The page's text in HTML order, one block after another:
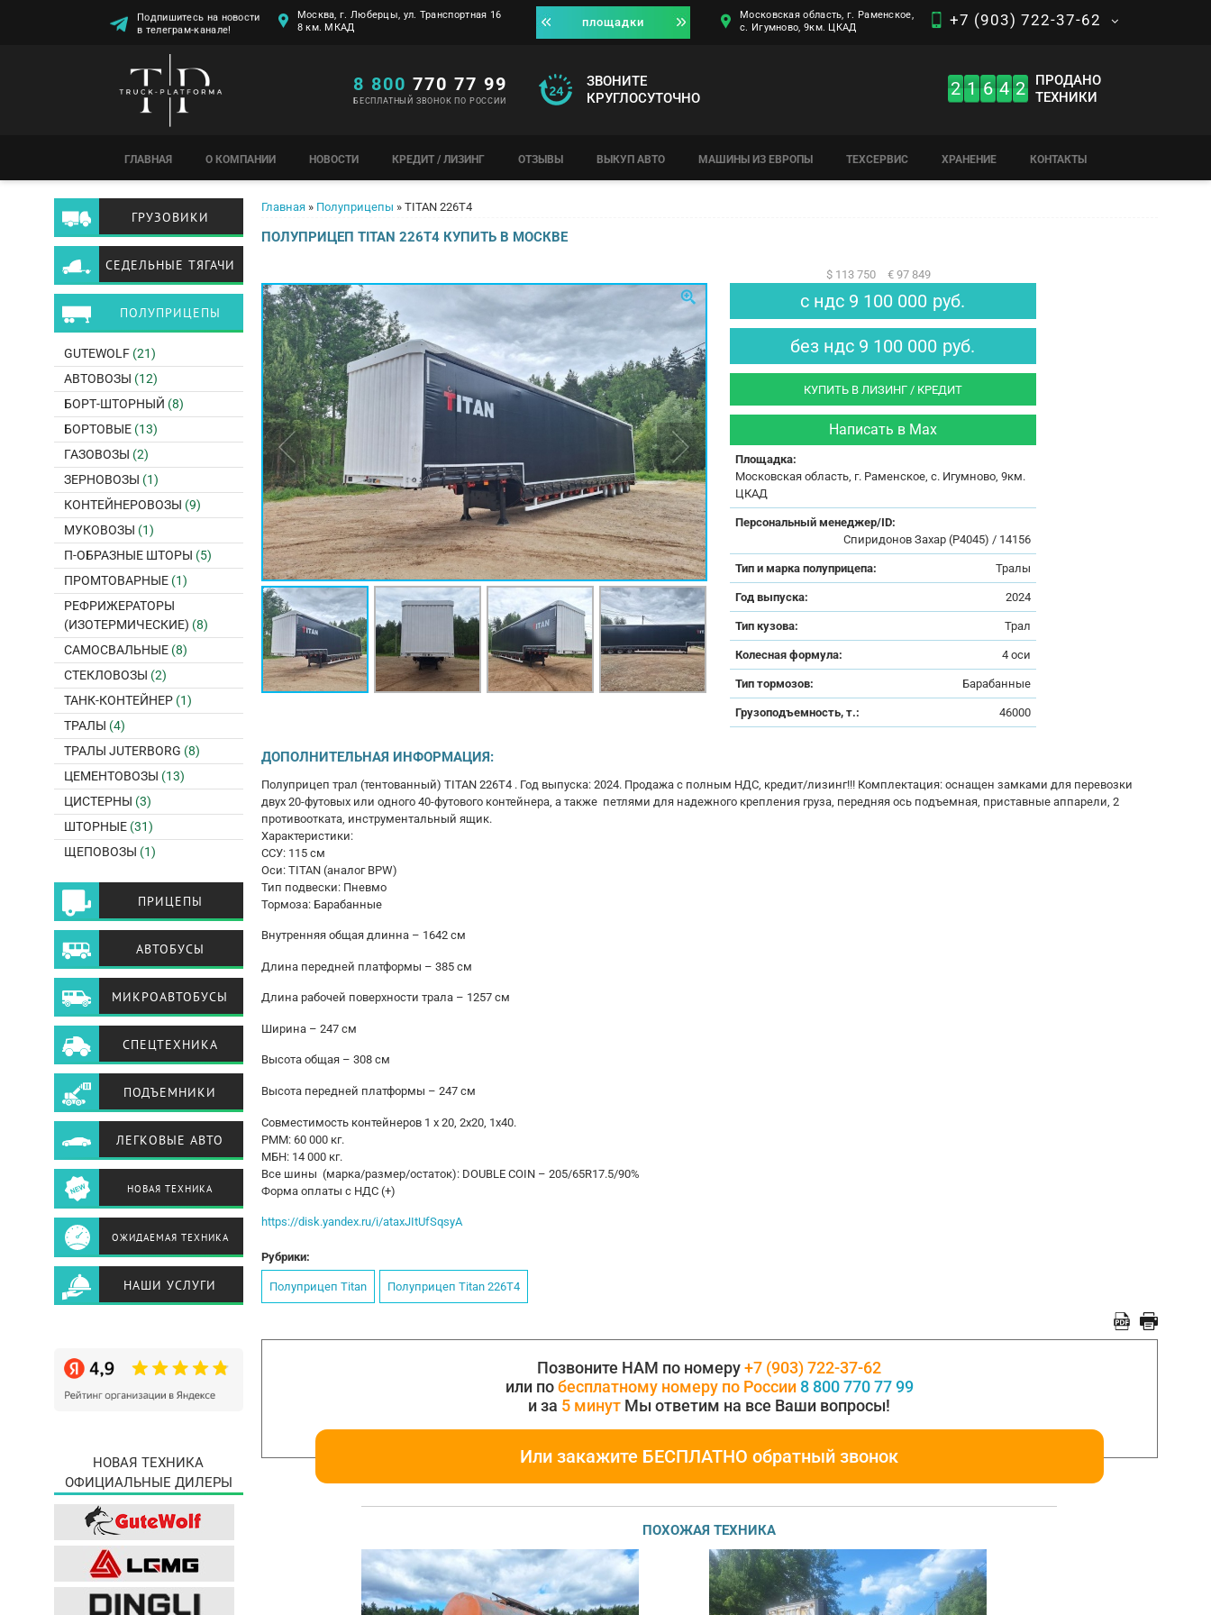
Подпишитесь на новости
в телеграм-канале!
Москва, г. Люберцы, ул. Транспортная 16
8 км. МКАД
площадки
Московская область, г. Раменское,
с. Игумново, 9км. ЦКАД
+7 (903) 722-37-62
8 800 770 77 99
БЕСПЛАТНЫЙ ЗВОНОК ПО РОССИИ
ЗВОНИТЕ
КРУГЛОСУТОЧНО
2 1 6 4 2
ПРОДАНО
ТЕХНИКИ
ГЛАВНАЯ О КОМПАНИИ НОВОСТИ КРЕДИТ / ЛИЗИНГ ОТЗЫВЫ ВЫКУП АВТО МАШИНЫ ИЗ ЕВРОПЫ ТЕХСЕРВИС ХРАНЕНИЕ КОНТАКТЫ
Вы здесь
Главная » Полуприцепы » TITAN 226Т4
ПОЛУПРИЦЕП TITAN 226Т4 КУПИТЬ В МОСКВЕ
$ 113 750 € 97 849
с ндс 9 100 000 руб.
без ндс 9 100 000 руб.
КУПИТЬ В ЛИЗИНГ / КРЕДИТ
Написать в Max
Площадка:
Московская область, г. Раменское, с. Игумново, 9км.
ЦКАД
Персональный менеджер/ID:
Спиридонов Захар (Р4045) / 14156
Тип и марка полуприцепа: Тралы
Год выпуска: 2024
Тип кузова: Трал
Колесная формула: 4 оси
Тип тормозов: Барабанные
Грузоподъемность, т.: 46000
ДОПОЛНИТЕЛЬНАЯ ИНФОРМАЦИЯ:
Полуприцеп трал (тентованный) TITAN 226Т4 . Год выпуска: 2024. Продажа с полным НДС, кредит/лизинг!!! Комплектация: оснащен замками для перевозки
двух 20-футовых или одного 40-футового контейнера, а также петлями для надежного крепления груза, передняя ось подъемная, приставные аппарели, 2
противоотката, инструментальный ящик.
Характеристики:
ССУ: 115 см
Оси: TITAN (аналог ВРW)
Тип подвески: Пневмо
Тормоза: Барабанные
Внутренняя общая длинна – 1642 см
Длина передней платформы – 385 см
Длина рабочей поверхности трала – 1257 см
Ширина – 247 см
Высота общая – 308 см
Высота передней платформы – 247 см
Совместимость контейнеров 1 х 20, 2x20, 1x40.
РММ: 60 000 кг.
МБН: 14 000 кг.
Все шины (марка/размер/остаток): DOUBLE COIN – 205/65R17.5/90%
Форма оплаты с НДС (+)
https://disk.yandex.ru/i/ataxJItUfSqsyA
Рубрики:
Полуприцеп Titan Полуприцеп Titan 226Т4
Позвоните НАМ по номеру+7 (903) 722-37-62
или побесплатному номеру по России 8 800 770 77 99
и за 5 минут Мы ответим на все Ваши вопросы!
Или закажите БЕСПЛАТНО обратный звонок
ПОХОЖАЯ ТЕХНИКА
ГРУЗОВИКИ
СЕДЕЛЬНЫЕ ТЯГАЧИ
ПОЛУПРИЦЕПЫ
GUTEWOLF (21)
АВТОВОЗЫ (12)
БОРТ-ШТОРНЫЙ (8)
БОРТОВЫЕ (13)
ГАЗОВОЗЫ (2)
ЗЕРНОВОЗЫ (1)
КОНТЕЙНЕРОВОЗЫ (9)
МУКОВОЗЫ (1)
П-ОБРАЗНЫЕ ШТОРЫ (5)
ПРОМТОВАРНЫЕ (1)
РЕФРИЖЕРАТОРЫ
(ИЗОТЕРМИЧЕСКИЕ) (8)
САМОСВАЛЬНЫЕ (8)
СТЕКЛОВОЗЫ (2)
ТАНК-КОНТЕЙНЕР (1)
ТРАЛЫ (4)
ТРАЛЫ JUTERBORG (8)
ЦЕМЕНТОВОЗЫ (13)
ЦИСТЕРНЫ (3)
ШТОРНЫЕ (31)
ЩЕПОВОЗЫ (1)
ПРИЦЕПЫ
АВТОБУСЫ
МИКРОАВТОБУСЫ
СПЕЦТЕХНИКА
ПОДЪЕМНИКИ
ЛЕГКОВЫЕ АВТО
НОВАЯ ТЕХНИКА
ОЖИДАЕМАЯ ТЕХНИКА
НАШИ УСЛУГИ
НОВАЯ ТЕХНИКА
ОФИЦИАЛЬНЫЕ ДИЛЕРЫ